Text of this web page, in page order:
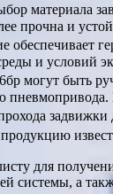
материала
прочна и
обеспечивает
и условий
могут быть
задвижки
для
системы, а